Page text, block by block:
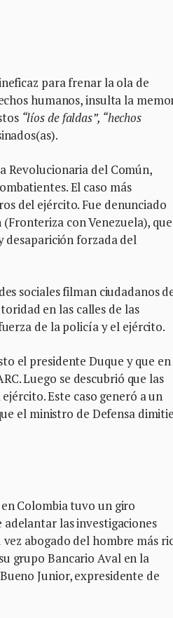
para frenar la ola de
humanos, insulta la
“líos de faldas”, “hechos
Revolucionaria del Común,
El caso más
del ejército. Fue denunciado
con Venezuela), que
desaparición forzada del
sociales filman ciudadanos
en las calles de las
de la policía y el ejército.
el presidente Duque y que en
Luego se descubrió que las
Este caso generó a un
el ministro de Defensa
Colombia tuvo un giro
las investigaciones
abogado del hombre más
grupo Bancario Aval en la
Junior, expresidente de